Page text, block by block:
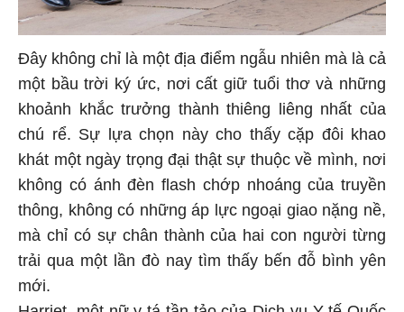
Đây không chỉ là một địa điểm ngẫu nhiên mà là cả
một bầu trời ký ức, nơi cất giữ tuổi thơ và những
khoảnh khắc trưởng thành thiêng liêng nhất của
chú rể. Sự lựa chọn này cho thấy cặp đôi khao
khát một ngày trọng đại thật sự thuộc về mình, nơi
không có ánh đèn flash chớp nhoáng của truyền
thông, không có những áp lực ngoại giao nặng nề,
mà chỉ có sự chân thành của hai con người từng
trải qua một lần đò nay tìm thấy bến đỗ bình yên
mới.